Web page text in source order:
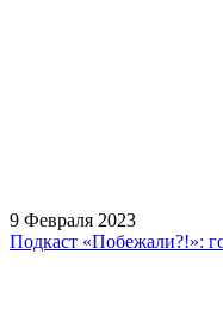
9 Февраля 2023
Подкаст «Побежали?!»: